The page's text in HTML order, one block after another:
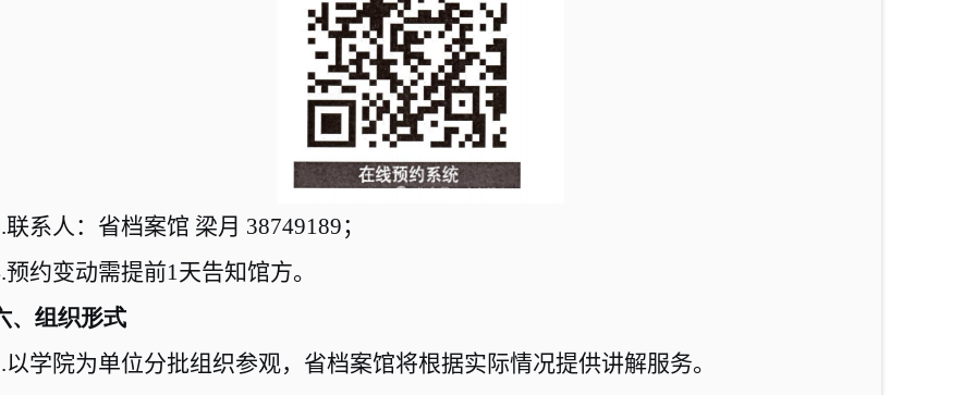
联系人：省档案馆 梁月 38749189；
预约变动需提前1天告知馆方。
、组织形式
以学院为单位分批组织参观，省档案馆将根据实际情况提供讲解服务。